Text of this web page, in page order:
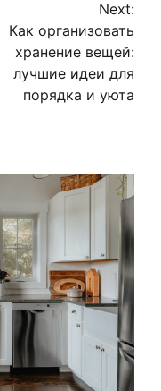
Next:
Как организовать
хранение вещей:
лучшие идеи для
порядка и уюта